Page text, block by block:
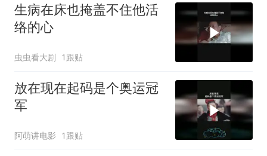
生病在床也掩盖不住他活
络的心
虫虫看大剧 1跟贴
放在现在起码是个奥运冠
军
阿萌讲电影 1跟贴